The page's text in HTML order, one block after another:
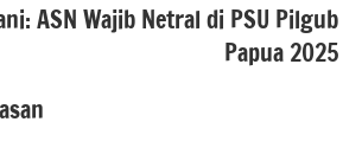
ASN Wajib Netral di PSU Pilgub
Papua 2025